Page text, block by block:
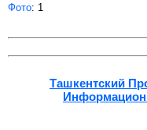
Фото: 1
Ташкентский